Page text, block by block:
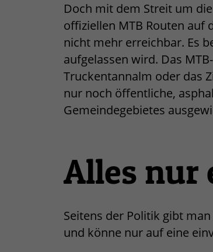
Doch mit dem Streit um
offiziellen MTB Routen auf
nicht mehr erreichbar. Es
aufgelassen wird. Das
Truckentannalm oder das
nur noch öffentliche,
Gemeindegebietes
Alles nur
Seitens der Politik gibt
und könne nur auf eine